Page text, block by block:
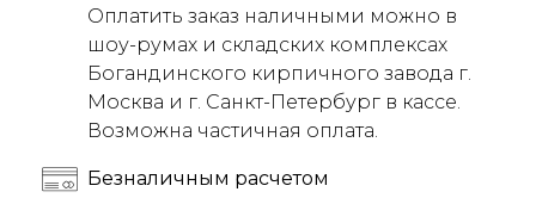
Оплатить заказ наличными можно в
шоу-румах и складских комплексах
Богандинского кирпичного завода г.
Москва и г. Санкт-Петербург в кассе.
Возможна частичная оплата.
Безналичным расчетом